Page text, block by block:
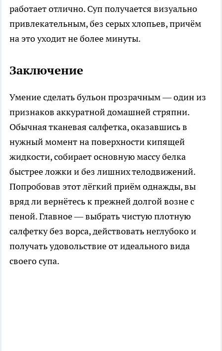
работает отлично. Суп получается визуально
привлекательным, без серых хлопьев, причём
на это уходит не более минуты.
Заключение
Умение сделать бульон прозрачным — один из
признаков аккуратной домашней стряпни.
Обычная тканевая салфетка, оказавшись в
нужный момент на поверхности кипящей
жидкости, собирает основную массу белка
быстрее ложки и без лишних телодвижений.
Попробовав этот лёгкий приём однажды, вы
вряд ли вернётесь к прежней долгой возне с
пеной. Главное — выбрать чистую плотную
салфетку без ворса, действовать неглубоко и
получать удовольствие от идеального вида
своего супа.